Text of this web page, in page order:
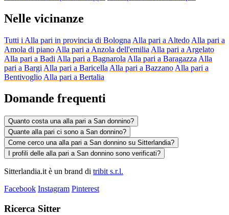
Nelle vicinanze
Tutti i Alla pari in provincia di Bologna Alla pari a Altedo Alla pari a
Amola di piano Alla pari a Anzola dell'emilia Alla pari a Argelato
Alla pari a Badi Alla pari a Bagnarola Alla pari a Baragazza Alla
pari a Bargi Alla pari a Baricella Alla pari a Bazzano Alla pari a
Bentivoglio Alla pari a Bertalia
Domande frequenti
Quanto costa una alla pari a San donnino?
Quante alla pari ci sono a San donnino?
Come cerco una alla pari a San donnino su Sitterlandia?
I profili delle alla pari a San donnino sono verificati?
Sitterlandia.it è un brand di tribit s.r.l.
Facebook Instagram Pinterest
Ricerca Sitter